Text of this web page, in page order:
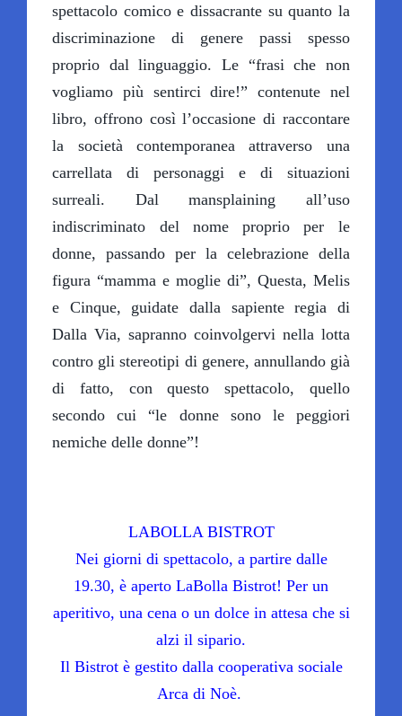
spettacolo comico e dissacrante su quanto la
discriminazione di genere passi spesso
proprio dal linguaggio. Le “frasi che non
vogliamo più sentirci dire!” contenute nel
libro, offrono così l’occasione di raccontare
la società contemporanea attraverso una
carrellata di personaggi e di situazioni
surreali. Dal mansplaining all’uso
indiscriminato del nome proprio per le
donne, passando per la celebrazione della
figura “mamma e moglie di”, Questa, Melis
e Cinque, guidate dalla sapiente regia di
Dalla Via, sapranno coinvolgervi nella lotta
contro gli stereotipi di genere, annullando già
di fatto, con questo spettacolo, quello
secondo cui “le donne sono le peggiori
nemiche delle donne”!
LABOLLA BISTROT
Nei giorni di spettacolo, a partire dalle
19.30, è aperto LaBolla Bistrot! Per un
aperitivo, una cena o un dolce in attesa che si
alzi il sipario.
Il Bistrot è gestito dalla cooperativa sociale
Arca di Noè.